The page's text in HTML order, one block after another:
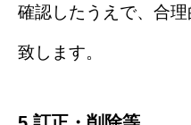
確認したうえで、合
致します。